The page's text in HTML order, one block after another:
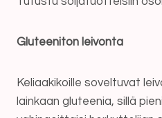
Gluteeniton leivonta
Keliaakikoille soveltuvat
lainkaan gluteenia, sillä